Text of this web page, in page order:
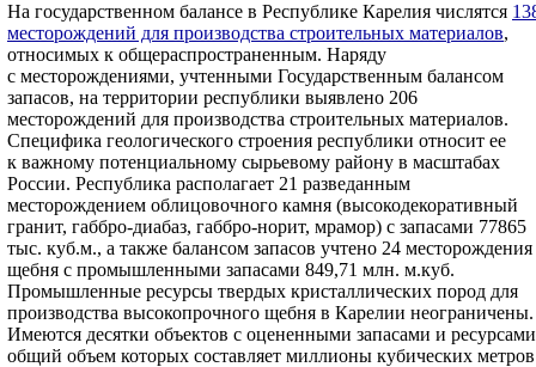
На государственном балансе в Республике Карелия числятся
месторождений для производства строительных материалов,
относимых к общераспространенным. Наряду
с месторождениями, учтенными Государственным балансом
запасов, на территории республики выявлено 206
месторождений для производства строительных материалов.
Специфика геологического строения республики относит ее
к важному потенциальному сырьевому району в масштабах
России. Республика располагает 21 разведанным
месторождением облицовочного камня (высокодекоративный
гранит, габбро-диабаз, габбро-норит, мрамор) с запасами 77865
тыс. куб.м., а также балансом запасов учтено 24 месторождения
щебня с промышленными запасами 849,71 млн. м.куб.
Промышленные ресурсы твердых кристаллических пород для
производства высокопрочного щебня в Карелии неограничены.
Имеются десятки объектов с оцененными запасами и
общий объем которых составляет миллионы кубических